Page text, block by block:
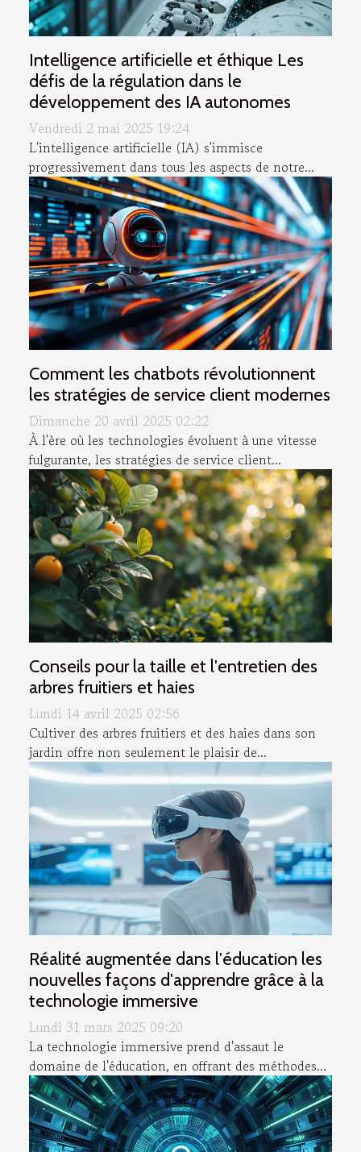
Intelligence artificielle et éthique Les
défis de la régulation dans le
développement des IA autonomes
Vendredi 2 mai 2025 19:24
L'intelligence artificielle (IA) s'immisce
progressivement dans tous les aspects de notre...
Comment les chatbots révolutionnent
les stratégies de service client modernes
Dimanche 20 avril 2025 02:22
À l'ère où les technologies évoluent à une vitesse
fulgurante, les stratégies de service client...
Conseils pour la taille et l'entretien des
arbres fruitiers et haies
Lundi 14 avril 2025 02:56
Cultiver des arbres fruitiers et des haies dans son
jardin offre non seulement le plaisir de...
Réalité augmentée dans l'éducation les
nouvelles façons d'apprendre grâce à la
technologie immersive
Lundi 31 mars 2025 09:20
La technologie immersive prend d'assaut le
domaine de l'éducation, en offrant des méthodes...